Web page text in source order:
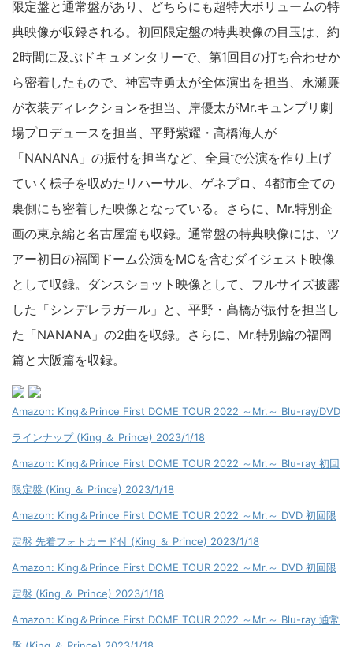
限定盤と通常盤があり、どちらにも超特大ボリュームの特
典映像が収録される。初回限定盤の特典映像の目玉は、約
2時間に及ぶドキュメンタリーで、第1回目の打ち合わせか
ら密着したもので、神宮寺勇太が全体演出を担当、永瀬廉
が衣装ディレクションを担当、岸優太がMr.キュンプリ劇
場プロデュースを担当、平野紫耀・髙橋海人が
「NANANA」の振付を担当など、全員で公演を作り上げ
ていく様子を収めたリハーサル、ゲネプロ、4都市全ての
裏側にも密着した映像となっている。さらに、Mr.特別企
画の東京編と名古屋篇も収録。通常盤の特典映像には、ツ
アー初日の福岡ドーム公演をMCを含むダイジェスト映像
として収録。ダンスショット映像として、フルサイズ披露
した「シンデレラガール」と、平野・髙橋が振付を担当し
た「NANANA」の2曲を収録。さらに、Mr.特別編の福岡
篇と大阪篇を収録。
Amazon: King＆Prince First DOME TOUR 2022 ～Mr.～ Blu-ray/DVD
ラインナップ (King ＆ Prince) 2023/1/18
Amazon: King＆Prince First DOME TOUR 2022 ～Mr.～ Blu-ray 初回
限定盤 (King ＆ Prince) 2023/1/18
Amazon: King＆Prince First DOME TOUR 2022 ～Mr.～ DVD 初回限
定盤 先着フォトカード付 (King ＆ Prince) 2023/1/18
Amazon: King＆Prince First DOME TOUR 2022 ～Mr.～ DVD 初回限
定盤 (King ＆ Prince) 2023/1/18
Amazon: King＆Prince First DOME TOUR 2022 ～Mr.～ Blu-ray 通常